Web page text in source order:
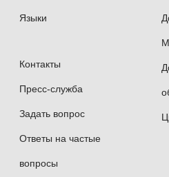
Языки
Контакты
Пресс-служба
Задать вопрос
Ответы на частые
вопросы